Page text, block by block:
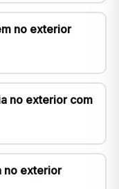
no exterior
no exterior com
no exterior